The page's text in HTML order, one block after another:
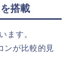
搭載
ます。
ンが比較的見